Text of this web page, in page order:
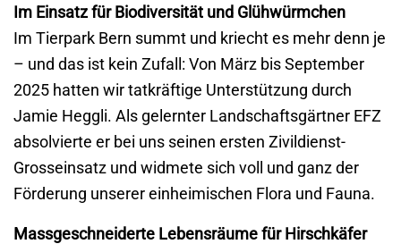
Im Einsatz für Biodiversität und Glühwürmchen
Im Tierpark Bern summt und kriecht es mehr denn je
– und das ist kein Zufall: Von März bis September
2025 hatten wir tatkräftige Unterstützung durch
Jamie Heggli. Als gelernter Landschaftsgärtner EFZ
absolvierte er bei uns seinen ersten Zivildienst-
Grosseinsatz und widmete sich voll und ganz der
Förderung unserer einheimischen Flora und Fauna.
Massgeschneiderte Lebensräume für Hirschkäfer